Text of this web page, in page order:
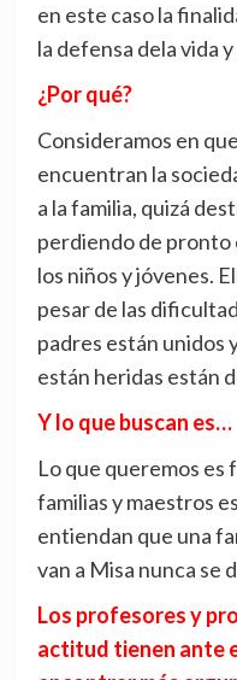
en este caso la
la defensa dela vida
¿Por qué?
Consideramos en
encuentran la
a la familia, quizá
perdiendo de pronto
los niños y jóvenes.
pesar de las
padres están unidos
están heridas están
Y lo que buscan es…
Lo que queremos es
familias y maestros
entiendan que una
van a Misa nunca se
Los profesores y
actitud tienen ante